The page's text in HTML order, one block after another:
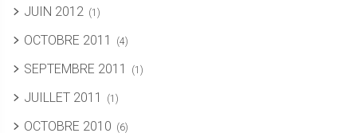
JUIN 2012 (1)
OCTOBRE 2011 (4)
SEPTEMBRE 2011 (1)
JUILLET 2011 (1)
OCTOBRE 2010 (6)